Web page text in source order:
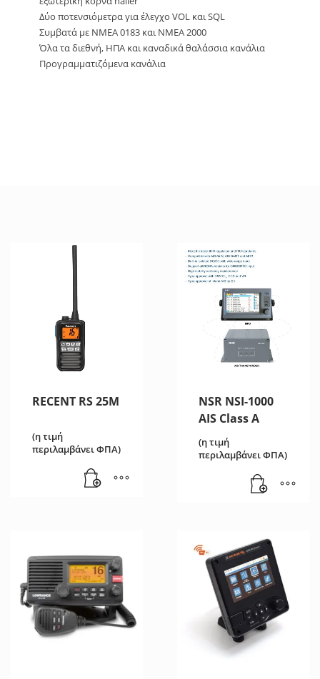
Δύο ποτενσιόμετρα για έλεγχο VOL και SQL
Συμβατά με NMEA 0183 και NMEA 2000
Όλα τα διεθνή, ΗΠΑ και καναδικά θαλάσσια κανάλια
Προγραμματιζόμενα κανάλια
RECENT RS 25M
(η τιμή
περιλαμβάνει ΦΠΑ)
NSR NSI-1000
AIS Class A
(η τιμή
περιλαμβάνει ΦΠΑ)